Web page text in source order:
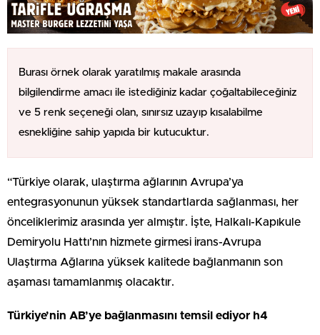
Burası örnek olarak yaratılmış makale arasında
bilgilendirme amacı ile istediğiniz kadar çoğaltabileceğiniz
ve 5 renk seçeneği olan, sınırsız uzayıp kısalabilme
esnekliğine sahip yapıda bir kutucuktur.
“Türkiye olarak, ulaştırma ağlarının Avrupa’ya
entegrasyonunun yüksek standartlarda sağlanması, her
önceliklerimiz arasında yer almıştır. İşte, Halkalı-Kapıkule
Demiryolu Hattı’nın hizmete girmesi irans-Avrupa
Ulaştırma Ağlarına yüksek kalitede bağlanmanın son
aşaması tamamlanmış olacaktır.
Türkiye’nin AB’ye bağlanmasını temsil ediyor h4